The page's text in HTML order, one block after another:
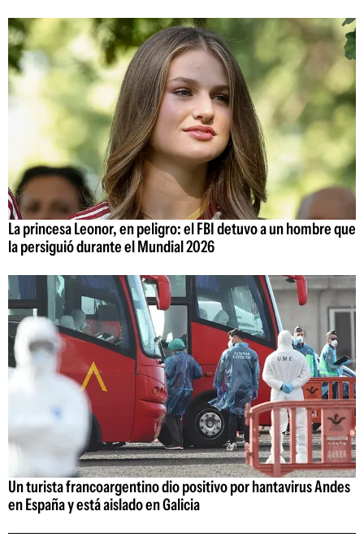
La princesa Leonor, en peligro: el FBI detuvo a un hombre que
la persiguió durante el Mundial 2026
Un turista francoargentino dio positivo por hantavirus Andes
en España y está aislado en Galicia